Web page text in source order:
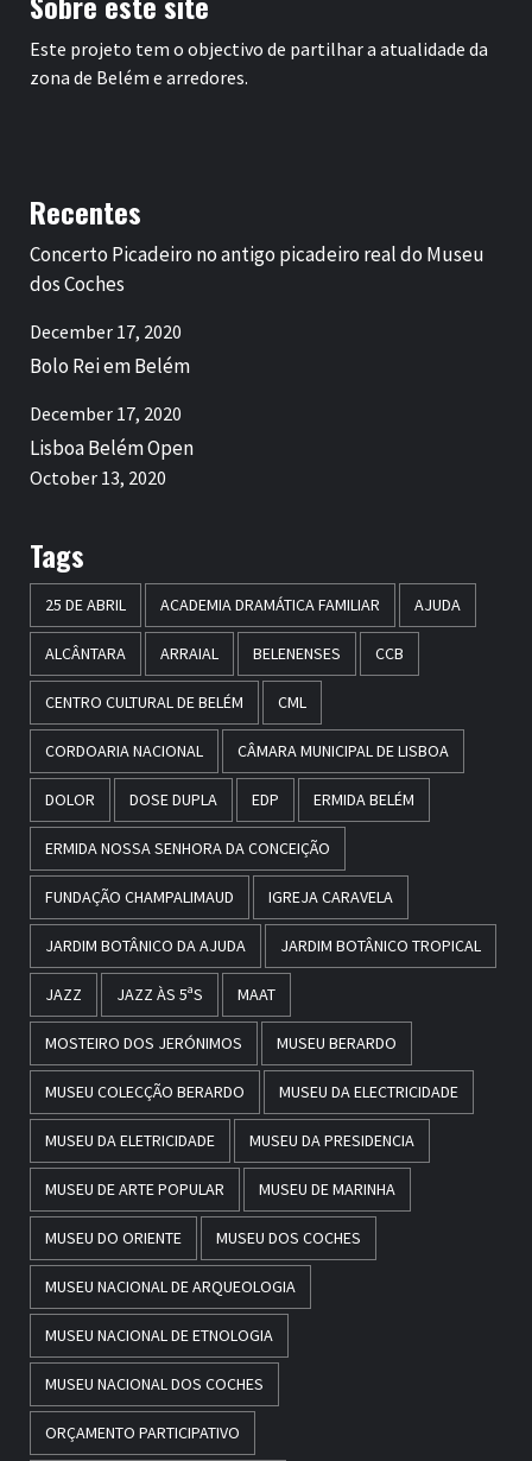
Este projeto tem o objectivo de partilhar a atualidade da
zona de Belém e arredores.
Recentes
Concerto Picadeiro no antigo picadeiro real do Museu
dos Coches
December 17, 2020
Bolo Rei em Belém
December 17, 2020
Lisboa Belém Open
October 13, 2020
Tags
25 DE ABRIL ACADEMIA DRAMÁTICA FAMILIAR AJUDA
ALCÂNTARA ARRAIAL BELENENSES CCB
CENTRO CULTURAL DE BELÉM CML
CORDOARIA NACIONAL CÂMARA MUNICIPAL DE LISBOA
DOLOR DOSE DUPLA EDP ERMIDA BELÉM
ERMIDA NOSSA SENHORA DA CONCEIÇÃO
FUNDAÇÃO CHAMPALIMAUD IGREJA CARAVELA
JARDIM BOTÂNICO DA AJUDA JARDIM BOTÂNICO TROPICAL
JAZZ JAZZ ÀS 5ªS MAAT
MOSTEIRO DOS JERÓNIMOS MUSEU BERARDO
MUSEU COLECÇÃO BERARDO MUSEU DA ELECTRICIDADE
MUSEU DA ELETRICIDADE MUSEU DA PRESIDENCIA
MUSEU DE ARTE POPULAR MUSEU DE MARINHA
MUSEU DO ORIENTE MUSEU DOS COCHES
MUSEU NACIONAL DE ARQUEOLOGIA
MUSEU NACIONAL DE ETNOLOGIA
MUSEU NACIONAL DOS COCHES
ORÇAMENTO PARTICIPATIVO